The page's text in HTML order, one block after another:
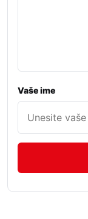
Vaše ime